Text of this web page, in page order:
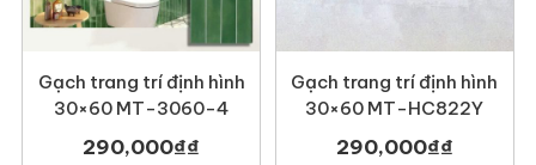
Gạch trang trí định hình
30×60 MT-3060-4
290,000₫₫
Gạch trang trí định hình
30×60 MT-HC822Y
290,000₫₫